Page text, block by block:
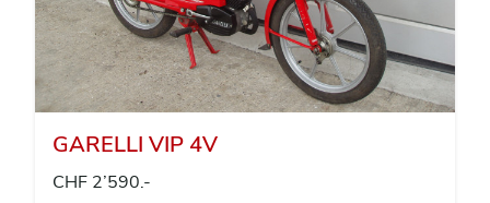
GARELLI VIP 4V
CHF 2’590.-